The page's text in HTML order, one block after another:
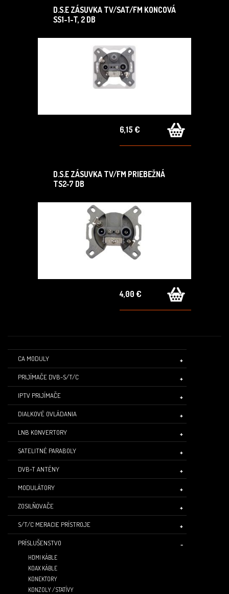
D.S.E ZÁSUVKA TV/SAT/FM KONCOVÁ
SS1-1-T, 2 DB
6,15 €
D.S.E ZÁSUVKA TV/FM PRIEBEŽNÁ
TS2-7 DB
4,00 €
CA MODULY
PRIJÍMAČE DVB-S/T/C
IPTV PRIJÍMAČE
DIALKOVÉ OVLÁDANIA
LNB KONVERTORY
SATELITNÉ PARABOLY
DVB-T ANTÉNY
MODULÁTORY
ZOSILŇOVAČE
S/T/C MERACIE PRÍSTROJE
PRÍSLUŠENSTVO
HDMI KÁBLE
KOAX KÁBLE
KONEKTORY
KONZOLY / STATÍVY